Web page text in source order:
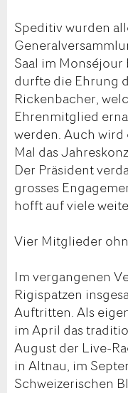
Speditiv wurden
Saal im
durfte die Ehrung
Rickenbacher,
Ehrenmitglied
werden. Auch wird
Mal das
Der Präsident
grosses
hofft auf viele
Vier Mitglieder
Im vergangenen
Rigispatzen
Auftritten. Als
im April das
August der Live-
in Altnau, im
Schweizerischen